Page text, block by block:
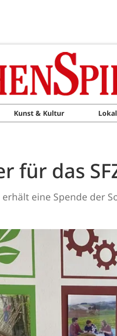
Kunst & Kultur
für das
eine Spende der